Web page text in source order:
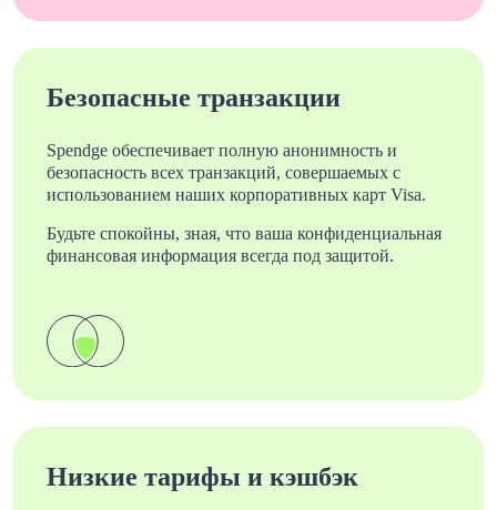
Безопасные транзакции
Spendge обеспечивает полную анонимность и
безопасность всех транзакций, совершаемых с
использованием наших корпоративных карт Visa.
Будьте спокойны, зная, что ваша конфиденциальная
финансовая информация всегда под защитой.
Низкие тарифы и кэшбэк